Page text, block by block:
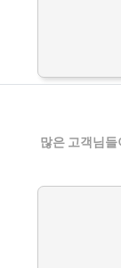
많은 고객님